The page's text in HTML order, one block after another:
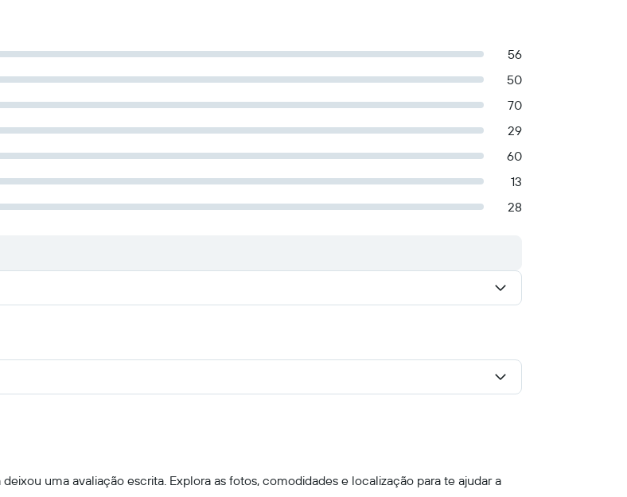
56
50
70
29
60
13
28
uma avaliação escrita. Explora as fotos, comodidades e localização para te ajudar a